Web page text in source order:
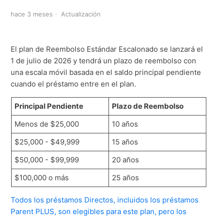
hace 3 meses Actualización
El plan de Reembolso Estándar Escalonado se lanzará el
1 de julio de 2026 y tendrá un plazo de reembolso con
una escala móvil basada en el saldo principal pendiente
cuando el préstamo entre en el plan.
Principal Pendiente
Plazo de Reembolso
Menos de $25,000
10 años
$25,000 - $49,999
15 años
$50,000 - $99,999
20 años
$100,000 o más
25 años
Todos los préstamos Directos, incluidos los préstamos
Parent PLUS, son elegibles para este plan, pero los